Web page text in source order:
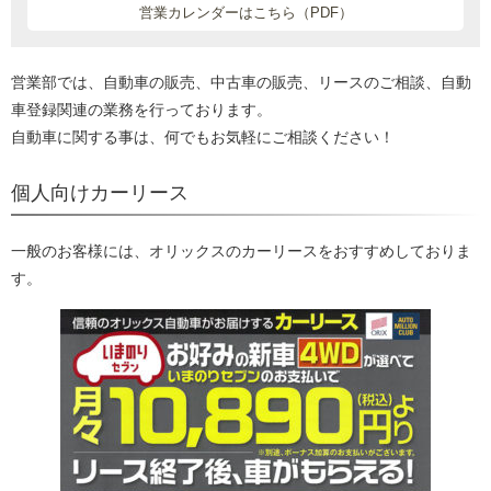
営業カレンダーはこちら（PDF）
営業部では、自動車の販売、中古車の販売、リースのご相談、自動
車登録関連の業務を行っております。
自動車に関する事は、何でもお気軽にご相談ください！
個人向けカーリース
一般のお客様には、オリックスのカーリースをおすすめしておりま
す。